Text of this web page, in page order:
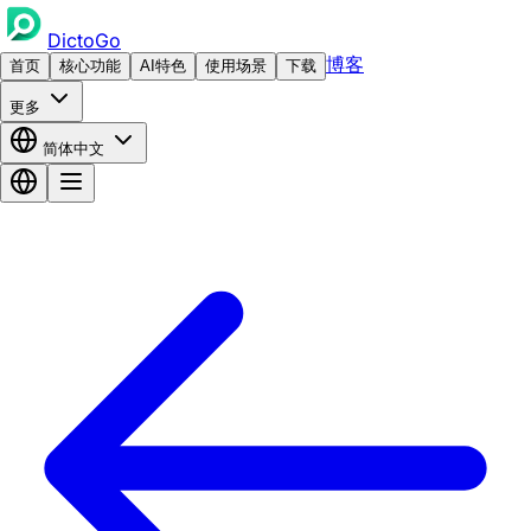
DictoGo
首页 核心功能 AI特色 使用场景 下载 博客
更多
简体中文